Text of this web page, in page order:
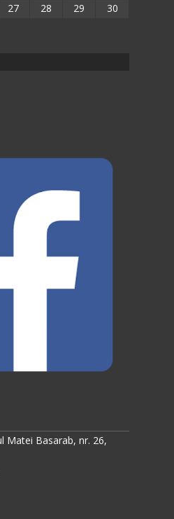
27 28 29
30
Basarab, nr. 26,